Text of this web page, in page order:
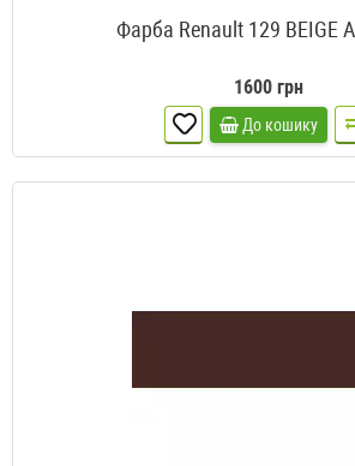
Фарба Renault 129 BEIGE
1600 грн
До кошику